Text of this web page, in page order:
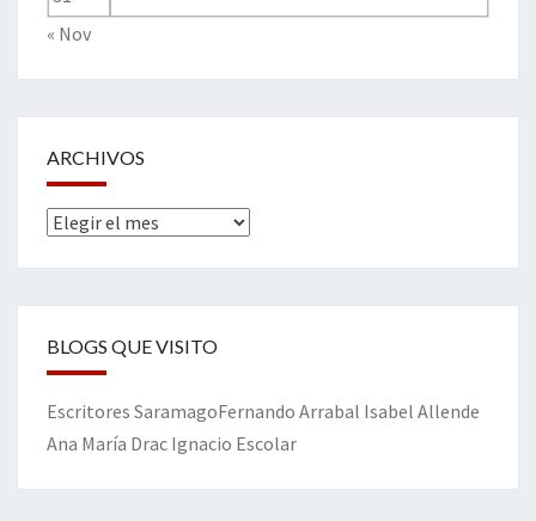
« Nov
ARCHIVOS
Archivos
BLOGS QUE VISITO
Escritores SaramagoFernando Arrabal Isabel Allende
Ana María Drac Ignacio Escolar